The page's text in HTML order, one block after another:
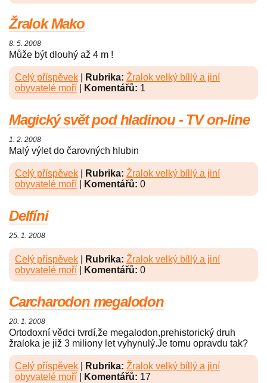
Žralok Mako
8. 5. 2008
Může být dlouhý až 4 m !
Celý příspěvek Rubrika: Žralok velký bíllý a jiní
obyvatelé moří
Komentářů: 1
Magický svět pod hladinou - TV on-line
1. 2. 2008
Malý výlet do čarovných hlubin
Celý příspěvek Rubrika: Žralok velký bíllý a jiní
obyvatelé moří
Komentářů: 0
Delfíni
25. 1. 2008
Celý příspěvek Rubrika: Žralok velký bíllý a jiní
obyvatelé moří
Komentářů: 0
Carcharodon megalodon
20. 1. 2008
Ortodoxní vědci tvrdí,že megalodon,prehistorický druh
žraloka je již 3 miliony let vyhynulý.Je tomu opravdu tak?
Celý příspěvek Rubrika: Žralok velký bíllý a jiní
obyvatelé moří
Komentářů: 17